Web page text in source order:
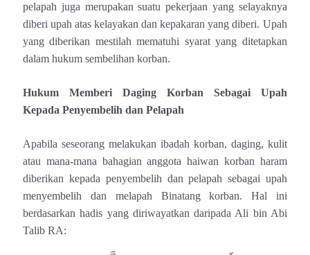
pelapah juga merupakan suatu pekerjaan yang selayaknya
diberi upah atas kelayakan dan kepakaran yang diberi. Upah
yang diberikan mestilah mematuhi syarat yang ditetapkan
dalam hukum sembelihan korban.
Hukum Memberi Daging Korban Sebagai Upah
Kepada Penyembelih dan Pelapah
Apabila seseorang melakukan ibadah korban, daging, kulit
atau mana-mana bahagian anggota haiwan korban haram
diberikan kepada penyembelih dan pelapah sebagai upah
menyembelih dan melapah Binatang korban. Hal ini
berdasarkan hadis yang diriwayatkan daripada Ali bin Abi
Talib RA: